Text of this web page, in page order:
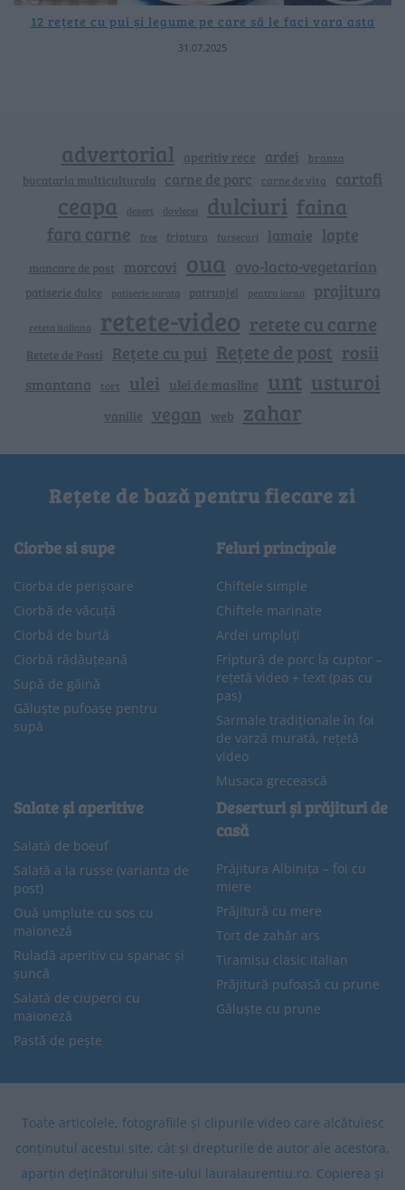
12 rețete cu pui și legume pe care să le faci vara asta
31.07.2025
advertorial aperitiv rece ardei branza
bucataria multiculturala carne de porc carne de vita cartofi
ceapa desert dovlecei dulciuri faina
fara carne free friptura fursecuri lamaie lapte
mancare de post morcovi oua ovo-lacto-vegetarian
patiserie dulce patiserie sarata patrunjel pentru iarna prajitura
reteta italiana retete-video retete cu carne
Retete de Pasti Rețete cu pui Rețete de post rosii
smantana tort ulei ulei de masline unt usturoi
vanilie vegan web zahar
Rețete de bază pentru fiecare zi
Ciorbe si supe
Ciorba de perișoare
Ciorbă de văcuță
Ciorbă de burtă
Ciorbă rădăuțeană
Supă de găină
Găluște pufoase pentru
supă
Feluri principale
Chiftele simple
Chiftele marinate
Ardei umpluți
Friptură de porc la cuptor –
rețetă video + text (pas cu
pas)
Sarmale tradiționale în foi
de varză murată, rețetă
video
Musaca grecească
Salate și aperitive
Salată de boeuf
Salată a la russe (varianta de
post)
Ouă umplute cu sos cu
maioneză
Ruladă aperitiv cu spanac și
șuncă
Salată de ciuperci cu
maioneză
Pastă de pește
Deserturi și prăjituri de
casă
Prăjitura Albinița – foi cu
miere
Prăjitură cu mere
Tort de zahăr ars
Tiramisu clasic italian
Prăjitură pufoasă cu prune
Găluște cu prune
Toate articolele, fotografiile și clipurile video care alcătuiesc
conținutul acestui site, cât și drepturile de autor ale acestora,
aparțin deținătorului site-ului lauralaurentiu.ro. Copierea și